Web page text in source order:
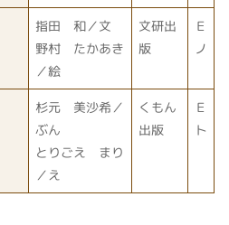
指田 和／文
野村 たかあき
／絵
文研出
版
Ｅ
ノ
杉元 美沙希／
ぶん
とりごえ まり
／え
くもん
出版
Ｅ
ト